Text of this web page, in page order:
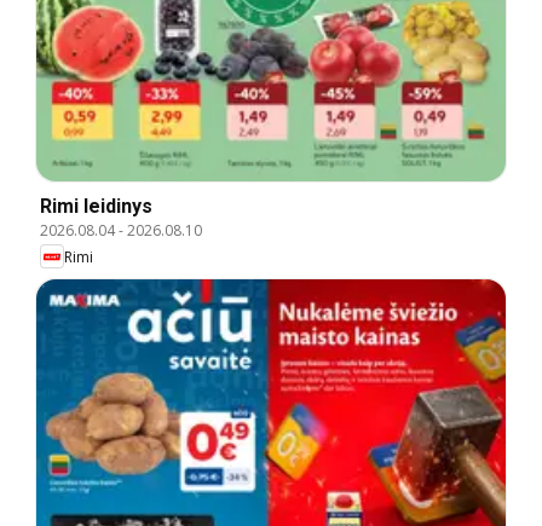
Rimi leidinys
2026.08.04-2026.08.10
Rimi